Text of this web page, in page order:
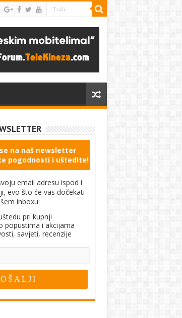
na naš newsletter
pogodnosti i uštedite!
email adresu ispod i
evo što će vas dočekati
inboxu:
pri kupnji
popustima i akcijama
savjeti, recenzije